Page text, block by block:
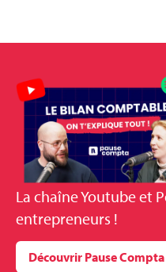
La chaîne Youtube et
entrepreneurs !
Découvrir Pause Compta